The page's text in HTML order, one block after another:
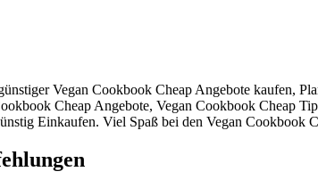
Vegan Cookbook Cheap Angebote kaufen,
Cheap Angebote, Vegan Cookbook Cheap
Einkaufen. Viel Spaß bei den Vegan Cookbook